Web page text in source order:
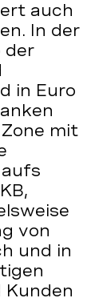
auch
In der
der
in Euro
mit
von
und in
Kunden